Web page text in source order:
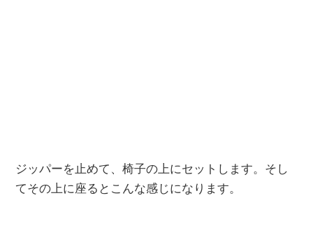
ジッパーを止めて、椅子の上にセットします。そし
てその上に座るとこんな感じになります。